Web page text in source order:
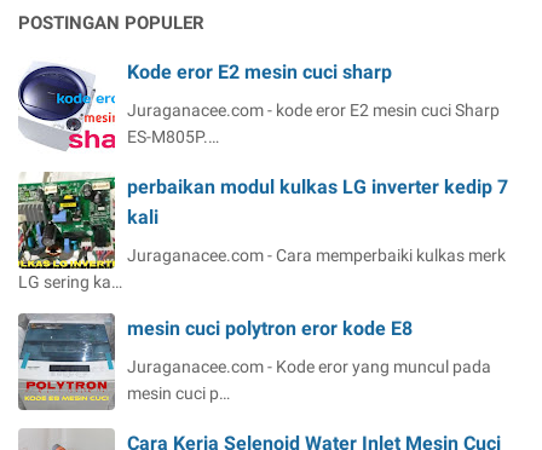
POSTINGAN POPULER
Kode eror E2 mesin cuci sharp
Juraganacee.com - kode eror E2 mesin cuci Sharp
ES-M805P.…
perbaikan modul kulkas LG inverter kedip 7
kali
Juraganacee.com - Cara memperbaiki kulkas merk
LG sering ka…
mesin cuci polytron eror kode E8
Juraganacee.com - Kode eror yang muncul pada
mesin cuci p…
Cara Kerja Selenoid Water Inlet Mesin Cuci